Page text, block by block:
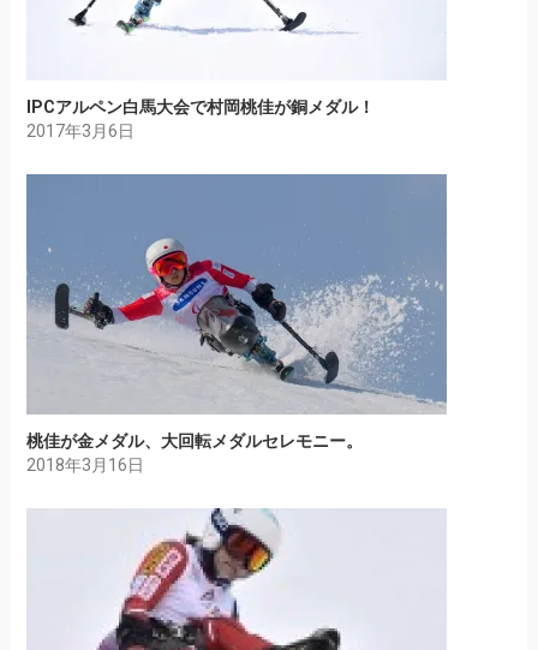
IPCアルペン白馬大会で村岡桃佳が銅メダル！
2017年3月6日
桃佳が金メダル、大回転メダルセレモニー。
2018年3月16日